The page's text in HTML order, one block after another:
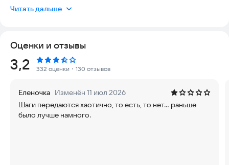
Для участия в командном соревновании необходимо
Информацию о текущих соревнованиях можно получить в
приложении или на сайте
b1aebbpbheg4a4dxb9a.xn--p1ai/
Читать дальше
Оценки и отзывы
Рейтинг:
3,2 332 оценки ・130 отзывов
Еленочка Изменён 11 июл 2026
Шаги передаются хаотично, то есть, то нет... раньше
было лучше намного.